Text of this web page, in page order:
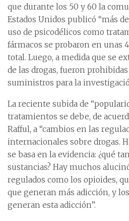
que durante los 50 y 60 la
Estados Unidos publicó “más
uso de psicodélicos como
fármacos se probaron en unas
total. Luego, a medida que se
de las drogas, fueron
suministros para la
La reciente subida de
tratamientos se debe, de
Rafful, a “cambios en las
internacionales sobre drogas.
se basa en la evidencia: ¿qué
sustancias? Hay muchos
regulados como los opioides,
que generan más adicción, y
generan esta adicción”.